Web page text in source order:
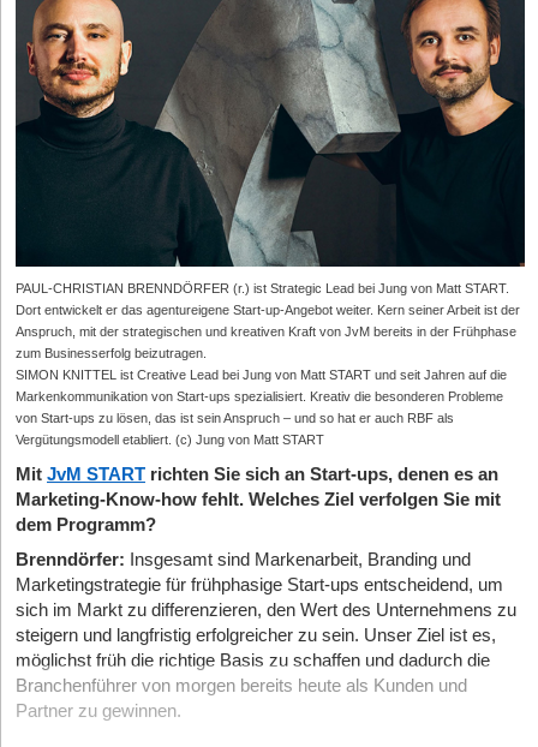
PAUL-CHRISTIAN BRENNDÖRFER (r.) ist Strategic Lead bei Jung von Matt START.
Dort entwickelt er das agentureigene Start-up-Angebot weiter. Kern seiner Arbeit ist der
Anspruch, mit der strategischen und kreativen Kraft von JvM bereits in der Frühphase
zum Businesserfolg beizutragen.
SIMON KNITTEL ist Creative Lead bei Jung von Matt START und seit Jahren auf die
Markenkommunikation von Start-ups spezialisiert. Kreativ die besonderen Probleme
von Start-ups zu lösen, das ist sein Anspruch – und so hat er auch RBF als
Vergütungsmodell etabliert. (c) Jung von Matt START
Mit JvM START richten Sie sich an Start-ups, denen es an
Marketing-Know-how fehlt. Welches Ziel verfolgen Sie mit
dem Programm?
Brenndörfer: Insgesamt sind Markenarbeit, Branding und
Marketingstrategie für frühphasige Start-ups entscheidend, um
sich im Markt zu differenzieren, den Wert des Unternehmens zu
steigern und langfristig erfolgreicher zu sein. Unser Ziel ist es,
möglichst früh die richtige Basis zu schaffen und dadurch die
Branchenführer von morgen bereits heute als Kunden und
Partner zu gewinnen.